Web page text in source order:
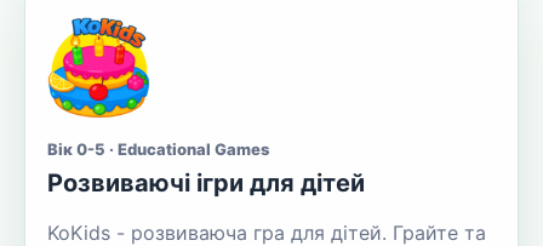
Вік 0-5 · Educational Games
Розвиваючі ігри для дітей
KoKids - розвиваюча гра для дітей. Грайте та